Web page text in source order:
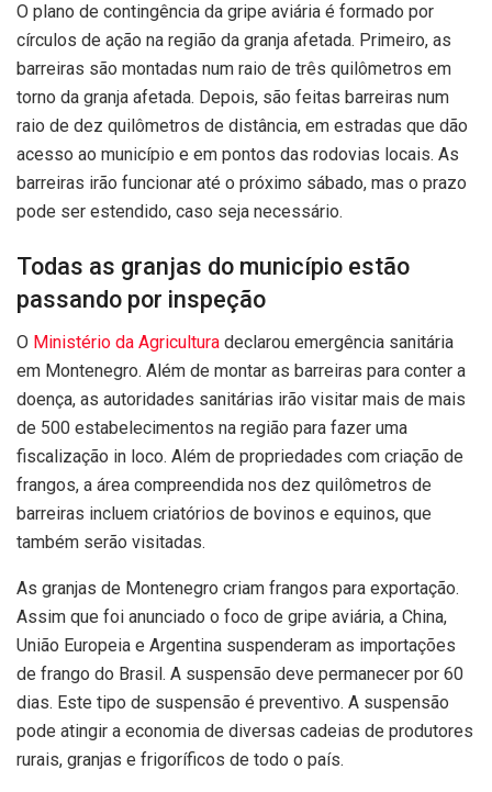
O plano de contingência da gripe aviária é formado por
círculos de ação na região da granja afetada. Primeiro, as
barreiras são montadas num raio de três quilômetros em
torno da granja afetada. Depois, são feitas barreiras num
raio de dez quilômetros de distância, em estradas que dão
acesso ao município e em pontos das rodovias locais. As
barreiras irão funcionar até o próximo sábado, mas o prazo
pode ser estendido, caso seja necessário.
Todas as granjas do município estão
passando por inspeção
O Ministério da Agricultura declarou emergência sanitária
em Montenegro. Além de montar as barreiras para conter a
doença, as autoridades sanitárias irão visitar mais de mais
de 500 estabelecimentos na região para fazer uma
fiscalização in loco. Além de propriedades com criação de
frangos, a área compreendida nos dez quilômetros de
barreiras incluem criatórios de bovinos e equinos, que
também serão visitadas.
As granjas de Montenegro criam frangos para exportação.
Assim que foi anunciado o foco de gripe aviária, a China,
União Europeia e Argentina suspenderam as importações
de frango do Brasil. A suspensão deve permanecer por 60
dias. Este tipo de suspensão é preventivo. A suspensão
pode atingir a economia de diversas cadeias de produtores
rurais, granjas e frigoríficos de todo o país.